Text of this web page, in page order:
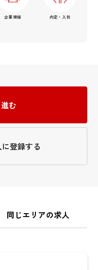
企業面接 内定・入社
む
登録する
同じエリアの求人